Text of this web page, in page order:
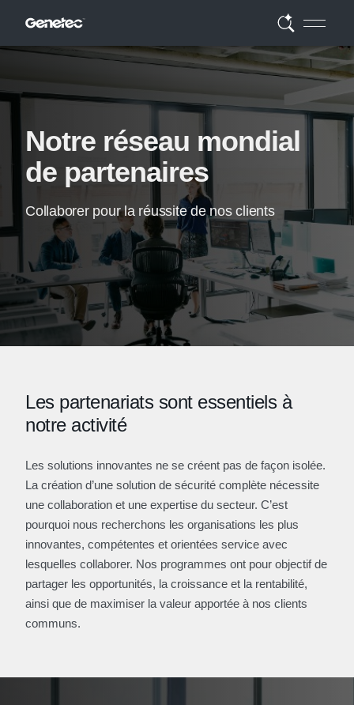
Notre réseau mondial
de partenaires
Collaborer pour la réussite de nos clients
Les partenariats sont essentiels à
notre activité
Les solutions innovantes ne se créent pas de façon isolée.
La création d’une solution de sécurité complète nécessite
une collaboration et une expertise du secteur. C’est
pourquoi nous recherchons les organisations les plus
innovantes, compétentes et orientées service avec
lesquelles collaborer. Nos programmes ont pour objectif de
partager les opportunités, la croissance et la rentabilité,
ainsi que de maximiser la valeur apportée à nos clients
communs.